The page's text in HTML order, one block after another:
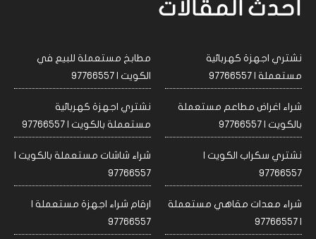
احدث المقالات
نشتري اجهزة كهربائية
مستعملة | 97766557
مطابخ مستعملة للبيع في
الكويت | 97766557
شراء اغراض مطاعم مستعملة
بالكويت | 97766557
نشتري اجهزة كهربائية
مستعملة بالكويت | 97766557
نشتري سكراب الكويت |
97766557
شراء شاشات مستعملة بالكويت |
97766557
شراء معدات مقاهي مستعملة
| 97766557
ارقام شراء اجهزة مستعملة |
97766557